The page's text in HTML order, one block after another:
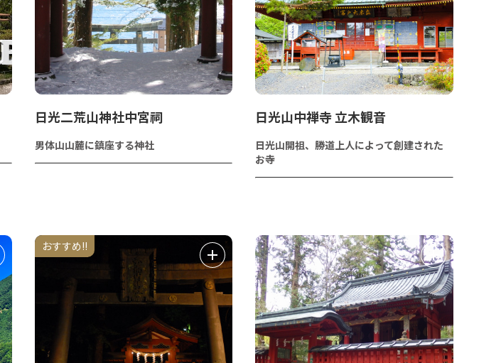
日光二荒山神社中宮祠
男体山山麓に鎮座する神社
日光山中禅寺 立木観音
日光山開祖、勝道上人によって創建された
お寺
おすすめ!!